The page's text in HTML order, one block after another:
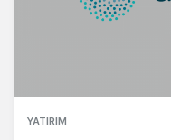
YATIRIM